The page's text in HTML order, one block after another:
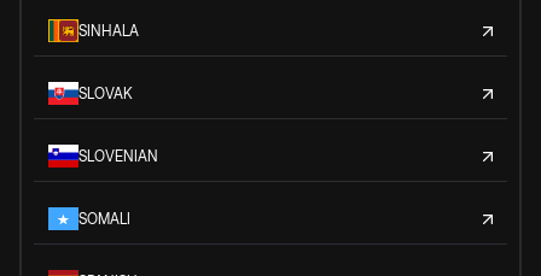
SINHALA
SLOVAK
SLOVENIAN
SOMALI